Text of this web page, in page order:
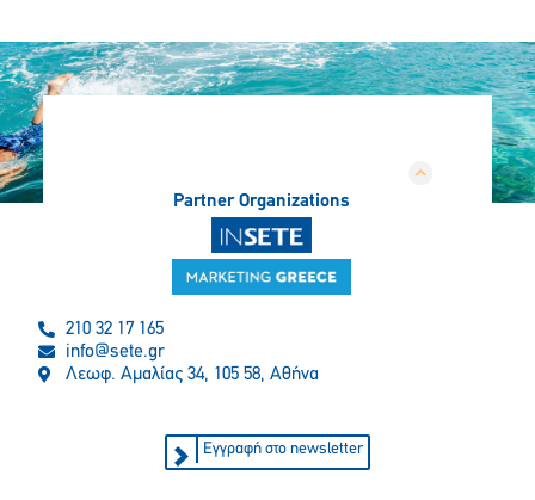
Partner Organizations
210 32 17 165
info@sete.gr
Λεωφ. Αμαλίας 34, 105 58, Αθήνα
Εγγραφή στο newsletter